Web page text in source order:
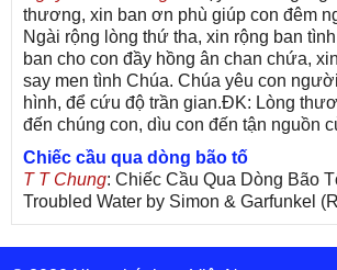
thương, xin ban ơn phù giúp con đêm
Ngài rộng lòng thứ tha, xin rộng ban
ban cho con đầy hồng ân chan chứa,
say men tình Chúa. Chúa yêu con
hình, để cứu độ trần gian.ĐK: Lòng
đến chúng con, dìu con đến tận nguồn
Chiếc cầu qua dòng bão tố
T T Chung: Chiếc Cầu Qua Dòng Bão
Troubled Water by Simon & Garfunkel
26, 1970) Lời Việt: Nhạc Sĩ Vũ Đức
Chung Tử Lưu